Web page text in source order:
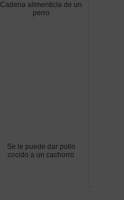
Cadena alimenticia de un
perro
Se le puede dar pollo
cocido a un cachorro